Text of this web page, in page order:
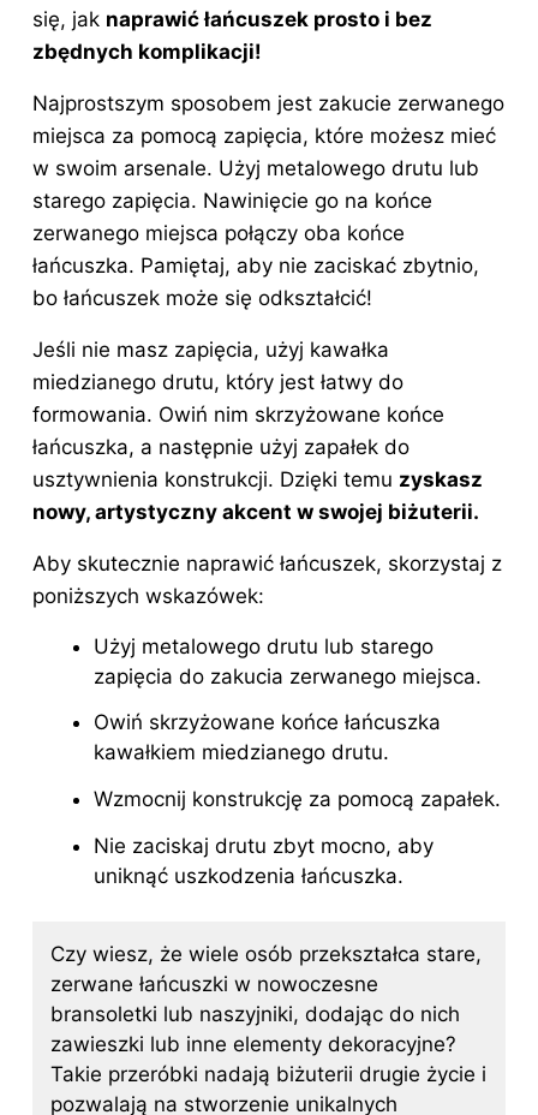
się, jak naprawić łańcuszek prosto i bez
zbędnych komplikacji!
Najprostszym sposobem jest zakucie zerwanego
miejsca za pomocą zapięcia, które możesz mieć
w swoim arsenale. Użyj metalowego drutu lub
starego zapięcia. Nawinięcie go na końce
zerwanego miejsca połączy oba końce
łańcuszka. Pamiętaj, aby nie zaciskać zbytnio,
bo łańcuszek może się odkształcić!
Jeśli nie masz zapięcia, użyj kawałka
miedzianego drutu, który jest łatwy do
formowania. Owiń nim skrzyżowane końce
łańcuszka, a następnie użyj zapałek do
usztywnienia konstrukcji. Dzięki temu zyskasz
nowy, artystyczny akcent w swojej biżuterii.
Aby skutecznie naprawić łańcuszek, skorzystaj z
poniższych wskazówek:
Użyj metalowego drutu lub starego
zapięcia do zakucia zerwanego miejsca.
Owiń skrzyżowane końce łańcuszka
kawałkiem miedzianego drutu.
Wzmocnij konstrukcję za pomocą zapałek.
Nie zaciskaj drutu zbyt mocno, aby
uniknąć uszkodzenia łańcuszka.
Czy wiesz, że wiele osób przekształca stare,
zerwane łańcuszki w nowoczesne
bransoletki lub naszyjniki, dodając do nich
zawieszki lub inne elementy dekoracyjne?
Takie przeróbki nadają biżuterii drugie życie i
pozwalają na stworzenie unikalnych